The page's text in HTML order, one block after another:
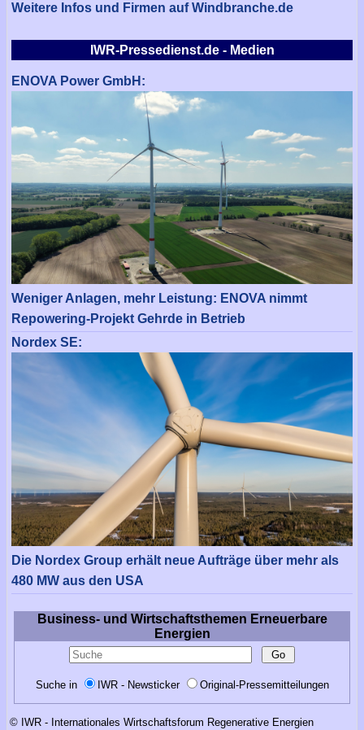
Weitere Infos und Firmen auf Windbranche.de
IWR-Pressedienst.de - Medien
ENOVA Power GmbH:
Weniger Anlagen, mehr Leistung: ENOVA nimmt
Repowering-Projekt Gehrde in Betrieb
Nordex SE:
Die Nordex Group erhält neue Aufträge über mehr als
480 MW aus den USA
Business- und Wirtschaftsthemen Erneuerbare
Energien
Suche in IWR - Newsticker Original-Pressemitteilungen
© IWR - Internationales Wirtschaftsforum Regenerative Energien